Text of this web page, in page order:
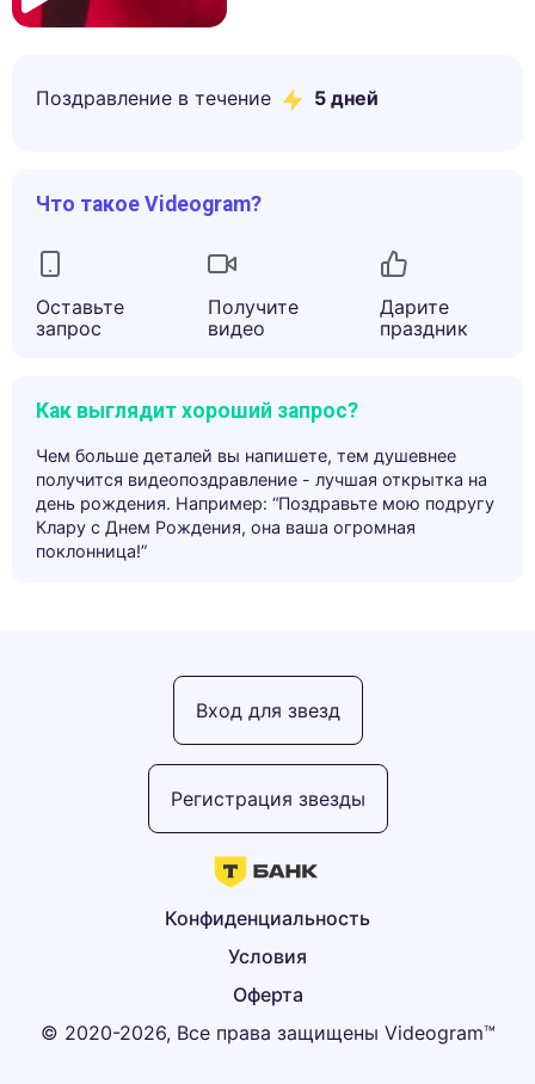
Поздравление в течение 5 дней
Что такое Videogram?
Оставьте
запрос
Получите
видео
Дарите
праздник
Как выглядит хороший запрос?
Чем больше деталей вы напишете, тем душевнее
получится видеопоздравление - лучшая открытка на
день рождения. Например: “Поздравьте мою подругу
Клару с Днем Рождения, она ваша огромная
поклонница!”
© 2020-2026, Все права защищены Videogram™
Оферта
Условия
Конфиденциальность
Регистрация звезды
Вход для звезд